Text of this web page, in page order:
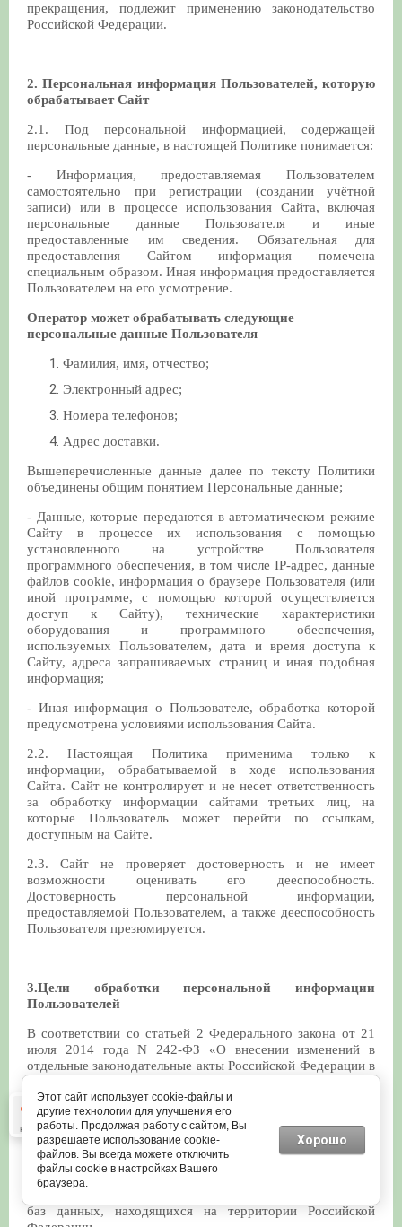
прекращения, подлежит применению законодательство
Российской Федерации.
2. Персональная информация Пользователей, которую
обрабатывает Сайт
2.1. Под персональной информацией, содержащей
персональные данные, в настоящей Политике понимается:
- Информация, предоставляемая Пользователем
самостоятельно при регистрации (создании учётной
записи) или в процессе использования Сайта, включая
персональные данные Пользователя и иные
предоставленные им сведения. Обязательная для
предоставления Сайтом информация помечена
специальным образом. Иная информация предоставляется
Пользователем на его усмотрение.
Оператор может обрабатывать следующие
персональные данные Пользователя
Фамилия, имя, отчество;
Электронный адрес;
Номера телефонов;
Адрес доставки.
Вышеперечисленные данные далее по тексту Политики
объединены общим понятием Персональные данные;
- Данные, которые передаются в автоматическом режиме
Сайту в процессе их использования с помощью
установленного на устройстве Пользователя
программного обеспечения, в том числе IP-адрес, данные
файлов cookie, информация о браузере Пользователя (или
иной программе, с помощью которой осуществляется
доступ к Сайту), технические характеристики
оборудования и программного обеспечения,
используемых Пользователем, дата и время доступа к
Сайту, адреса запрашиваемых страниц и иная подобная
информация;
- Иная информация о Пользователе, обработка которой
предусмотрена условиями использования Сайта.
2.2. Настоящая Политика применима только к
информации, обрабатываемой в ходе использования
Сайта. Сайт не контролирует и не несет ответственность
за обработку информации сайтами третьих лиц, на
которые Пользователь может перейти по ссылкам,
доступным на Сайте.
2.3. Сайт не проверяет достоверность и не имеет
возможности оценивать его дееспособность.
Достоверность персональной информации,
предоставляемой Пользователем, а также дееспособность
Пользователя презюмируется.
3.Цели обработки персональной информации
Пользователей
В соответствии со статьей 2 Федерального закона от 21
июля 2014 года N 242-ФЗ «О внесении изменений в
отдельные законодательные акты Российской Федерации в
данных в информационно-телекоммуникационных сетях»
при сборе персональных данных, в том числе
посредством информационно-телекоммуникационной
сети "Интернет", оператор обязан обеспечить запись,
систематизацию, накопление, хранение, уточнение
(обновление, изменение), извлечение персональных
баз данных, находящихся на территории Российской
Этот сайт использует cookie-файлы и
другие технологии для улучшения его
работы. Продолжая работу с сайтом, Вы
разрешаете использование cookie-
файлов. Вы всегда можете отключить
файлы cookie в настройках Вашего
браузера.
Хорошо